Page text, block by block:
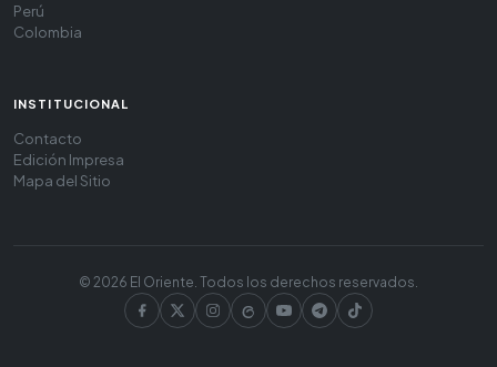
Perú
Colombia
INSTITUCIONAL
Contacto
Edición Impresa
Mapa del Sitio
© 2026 El Oriente. Todos los derechos reservados.